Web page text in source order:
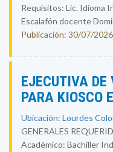
Requisitos: Lic. Idioma
Escalafón docente
Publicación: 30/07/
EJECUTIVA DE
PARA KIOSCO
Ubicación: Lourdes
GENERALES
Académico: Bachiller